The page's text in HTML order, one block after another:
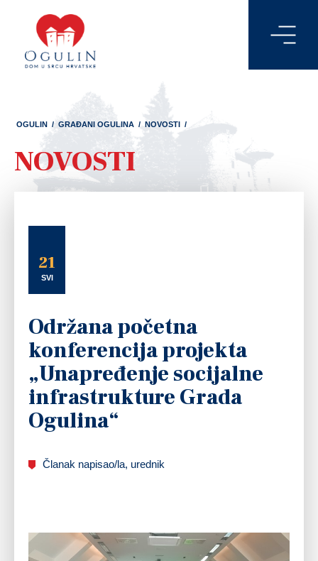
OGULIN / GRAĐANI OGULINA / NOVOSTI /
NOVOSTI
21
SVI
Održana početna
konferencija projekta
„Unapređenje socijalne
infrastrukture Grada
Ogulina“
Članak napisao/la, urednik